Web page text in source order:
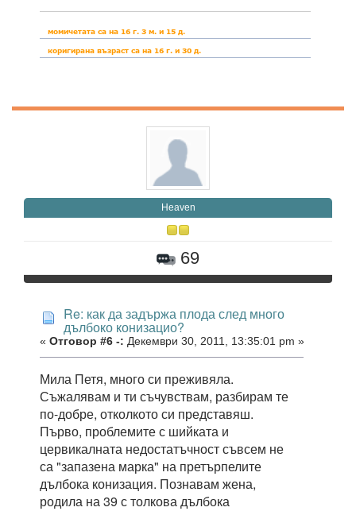
Heaven
69
Re: как да задържа плода след много
дълбоко конизацио?
« Отговор #6 -: Декември 30, 2011, 13:35:01 pm »
Мила Петя, много си преживяла.
Съжалявам и ти съчувствам, разбирам те
по-добре, отколкото си представяш.
Първо, проблемите с шийката и
цервикалната недостатъчност съвсем не
са "запазена марка" на претърпелите
дълбока конизация. Познавам жена,
родила на 39 с толкова дълбока